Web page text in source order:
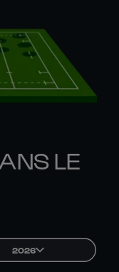
LE
2026